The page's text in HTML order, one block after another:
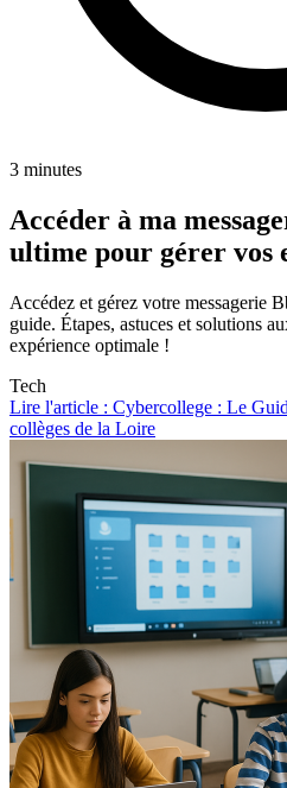
3 minutes
Accéder à ma
ultime pour gérer vos
Accédez et gérez votre messagerie
guide. Étapes, astuces et solutions
expérience optimale !
Tech
Lire l'article : Cybercollege : Le
collèges de la Loire